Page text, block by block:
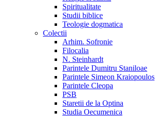
Spiritualitate
Studii biblice
Teologie dogmatica
Colectii
Arhim. Sofronie
Filocalia
N. Steinhardt
Parintele Dumitru Staniloae
Parintele Simeon Kraiopoulos
Parintele Cleopa
PSB
Staretii de la Optina
Studia Oecumenica